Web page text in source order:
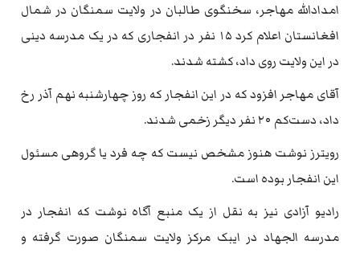
امدادالله مهاجر، سخنگوی طالبان در ولایت سمنگان در شمال
افغانستان اعلام کرد ۱۵ نفر در انفجاری که در یک مدرسه دینی
در این ولایت روی داد، کشته شدند.
آقای مهاجر افزود که در این انفجار که روز چهارشنبه نهم آذر رخ
داد، دست‌کم ۲۰ نفر دیگر زخمی شدند.
رویترز نوشت هنوز مشخص نیست که چه فرد یا گروهی مسئول
این انفجار بوده است.
رادیو آزادی نیز به نقل از یک منبع آگاه نوشت که انفجار در
مدرسه الجهاد در ایبک مرکز ولایت سمنگان صورت گرفته و